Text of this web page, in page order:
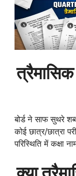
त्रैमासिक
बोर्ड ने साफ सुथरे
कोई छात्र/छात्रा
परिस्थिति में कक्षा